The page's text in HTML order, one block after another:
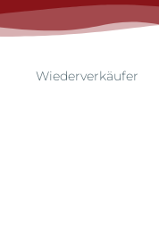
Wiederverkäufer